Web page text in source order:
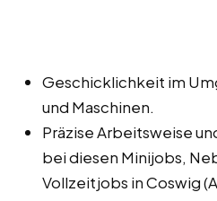
Geschicklichkeit im
und Maschinen.
Präzise Arbeitsweise
bei diesen Minijobs,
Vollzeitjobs in Coswig